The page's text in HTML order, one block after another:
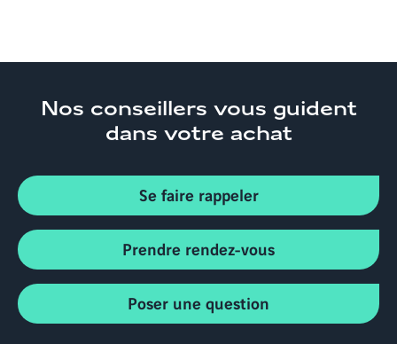
Nos conseillers vous guident
dans votre achat
Se faire rappeler
Prendre rendez-vous
Poser une question